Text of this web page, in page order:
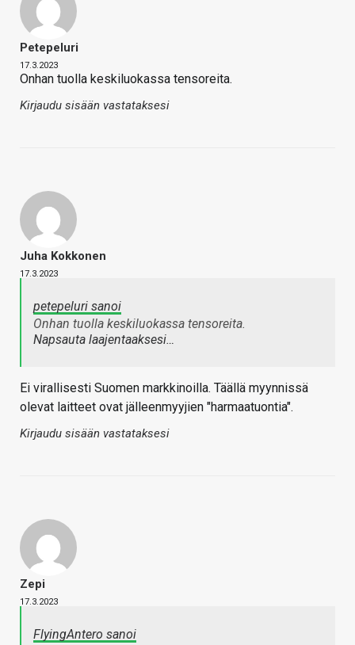
Petepeluri
17.3.2023
Onhan tuolla keskiluokassa tensoreita.
Kirjaudu sisään vastataksesi
Juha Kokkonen
17.3.2023
petepeluri sanoi
Onhan tuolla keskiluokassa tensoreita.
Napsauta laajentaaksesi…
Ei virallisesti Suomen markkinoilla. Täällä myynnissä
olevat laitteet ovat jälleenmyyjien "harmaatuontia".
Kirjaudu sisään vastataksesi
Zepi
17.3.2023
FlyingAntero sanoi